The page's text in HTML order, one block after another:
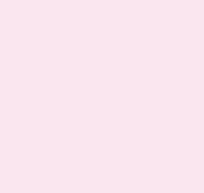
cebollín picado fino, ají,